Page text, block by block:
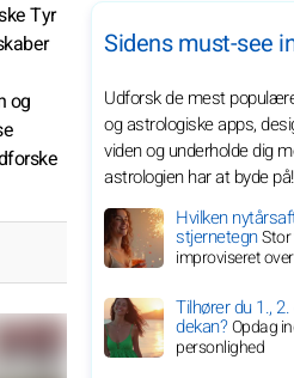
Tyr
og
Sidens must-see
Udforsk de mest
og astrologiske apps,
viden og underholde dig
astrologien har at byde på!
Hvilken
stjernetegnStor
improviseret
Tilhører du 1., 2.
dekan?Opdag
personlighed